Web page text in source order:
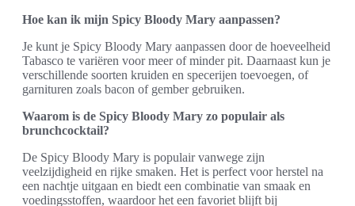
Hoe kan ik mijn Spicy Bloody Mary aanpassen?
Je kunt je Spicy Bloody Mary aanpassen door de hoeveelheid
Tabasco te variëren voor meer of minder pit. Daarnaast kun je
verschillende soorten kruiden en specerijen toevoegen, of
garnituren zoals bacon of gember gebruiken.
Waarom is de Spicy Bloody Mary zo populair als
brunchcocktail?
De Spicy Bloody Mary is populair vanwege zijn
veelzijdigheid en rijke smaken. Het is perfect voor herstel na
een nachtje uitgaan en biedt een combinatie van smaak en
voedingsstoffen, waardoor het een favoriet blijft bij